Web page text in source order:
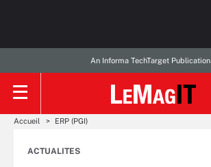
An Informa TechTarget Publication
Accueil ERP (PGI)
ACTUALITES